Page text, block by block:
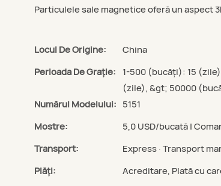
Particulele sale magnetice oferă un aspect
Locul De Origine:
China
Perioada De Graţie:
1-500 (bucăți): 15
(zile), &gt; 50000
Numărul Modelului: 5151
Mostre:
5,0 USD/bucată |
Transport:
Express · Transport
Plăți:
Acreditare, Plată cu